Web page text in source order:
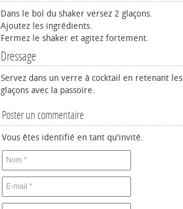
Dans le bol du shaker versez 2 glaçons.
Ajoutez les ingrédients.
Fermez le shaker et agitez fortement.
Dressage
Servez dans un verre à cocktail en retenant les
glaçons avec la passoire.
Poster un commentaire
Vous êtes identifié en tant qu'invité.